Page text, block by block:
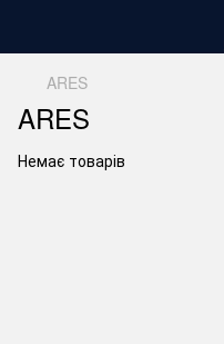
ARES
ARES
Немає товарів